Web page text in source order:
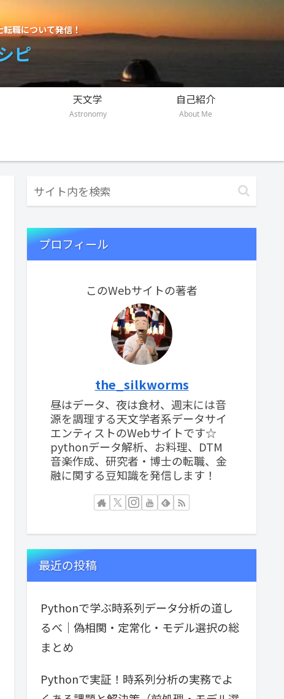
職について発信！
ピ
天文学
Astronomy
自己紹介
About Me
プロフィール
このWebサイトの著者
the_silkworms
昼はデータ、夜は食材、週末には音
源を調理する天文学者系データサイ
エンティストのWebサイトです☆
pythonデータ解析、お料理、DTM
音楽作成、研究者・博士の転職、金
融に関する豆知識を発信します！
最近の投稿
Pythonで学ぶ時系列データ分析の道し
るべ｜偽相関・定常化・モデル選択の総
まとめ
Pythonで実証！時系列分析の実務でよ